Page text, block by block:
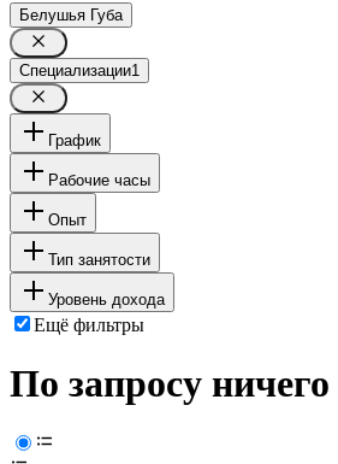
Белушья Губа
Специализации1
График
Рабочие часы
Опыт
Тип занятости
Уровень дохода
Ещё фильтры
По запросу